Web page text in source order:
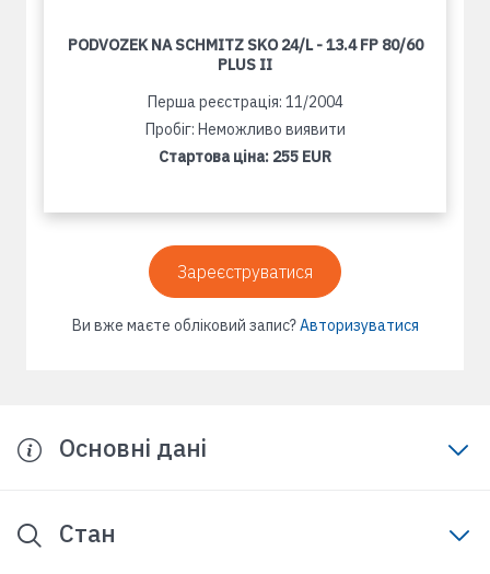
PODVOZEK NA SCHMITZ SKO 24/L - 13.4 FP 80/60
PLUS II
Перша реєстрація: 11/2004
Пробіг: Неможливо виявити
Стартова ціна: 255 EUR
Зареєструватися
Ви вже маєте обліковий запис?Авторизуватися
Основні дані
Стан